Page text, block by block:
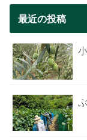
最近の投稿